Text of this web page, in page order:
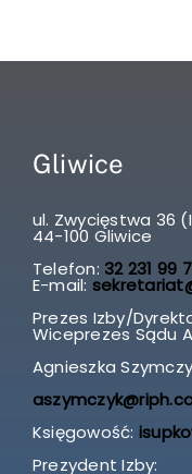
Gliwice
ul. Zwycięstwa 36
44-100 Gliwice
Telefon: 32 231 99
E-mail:
Prezes Izby/
Wiceprezes Sądu
Agnieszka
Księgowość:
Prezydent Izby: